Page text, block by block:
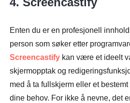
Enten du er en profesjonell
person som søker etter
Screencastify kan være et ideelt
skjermopptak og
med å ta fullskjerm eller et
dine behov. For ikke å nevne, det